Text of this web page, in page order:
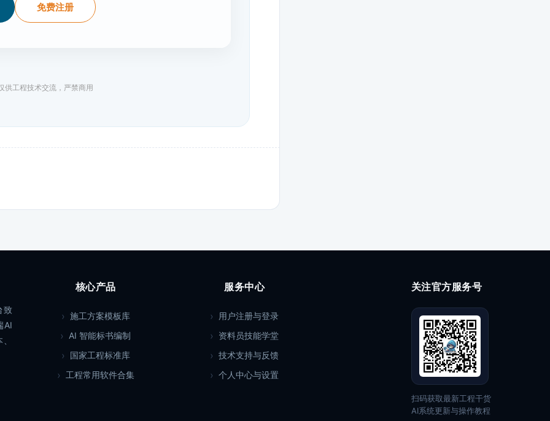
免费注册
供工程技术交流，严禁商用
致
AI
核心产品
施工方案模板库
AI 智能标书编制
国家工程标准库
工程常用软件合集
服务中心
用户注册与登录
资料员技能学堂
技术支持与反馈
个人中心与设置
关注官方服务号
扫码获取最新工程干货
AI系统更新与操作教程